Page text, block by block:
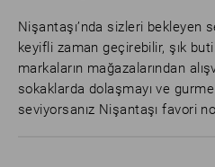
Nişantaşı’nda sizleri bekleyen
keyifli zaman geçirebilir, şık
markaların mağazalarından
sokaklarda dolaşmayı ve gurme
seviyorsanız Nişantaşı favori